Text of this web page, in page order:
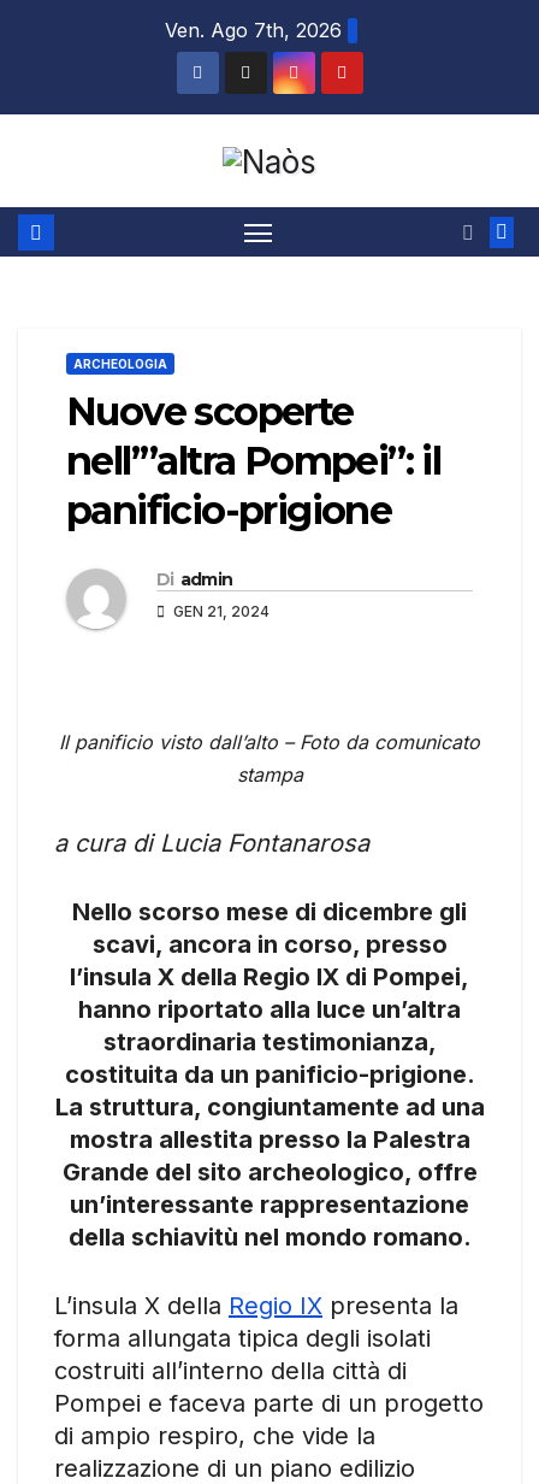
Ven. Ago 7th, 2026
ARCHEOLOGIA
Nuove scoperte
nell’”altra Pompei”: il
panificio-prigione
Di admin
GEN 21, 2024
Il panificio visto dall’alto – Foto da comunicato
stampa
a cura di Lucia Fontanarosa
Nello scorso mese di dicembre gli
scavi, ancora in corso, presso
l’insula X della Regio IX di Pompei,
hanno riportato alla luce un’altra
straordinaria testimonianza,
costituita da un panificio-prigione.
La struttura, congiuntamente ad una
mostra allestita presso la Palestra
Grande del sito archeologico, offre
un’interessante rappresentazione
della schiavitù nel mondo romano.
L’insula X della Regio IX presenta la
forma allungata tipica degli isolati
costruiti all’interno della città di
Pompei e faceva parte di un progetto
di ampio respiro, che vide la
realizzazione di un piano edilizio